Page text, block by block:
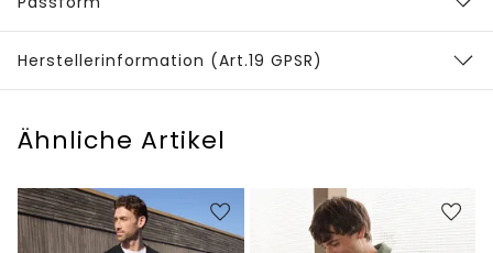
Herstellerinformation (Art.19 GPSR)
Ähnliche Artikel